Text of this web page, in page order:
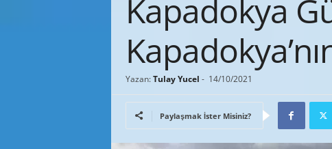
Kapadokya
Yazan: Tulay Yucel - 14/10/2021
Paylaşmak İster Misiniz?